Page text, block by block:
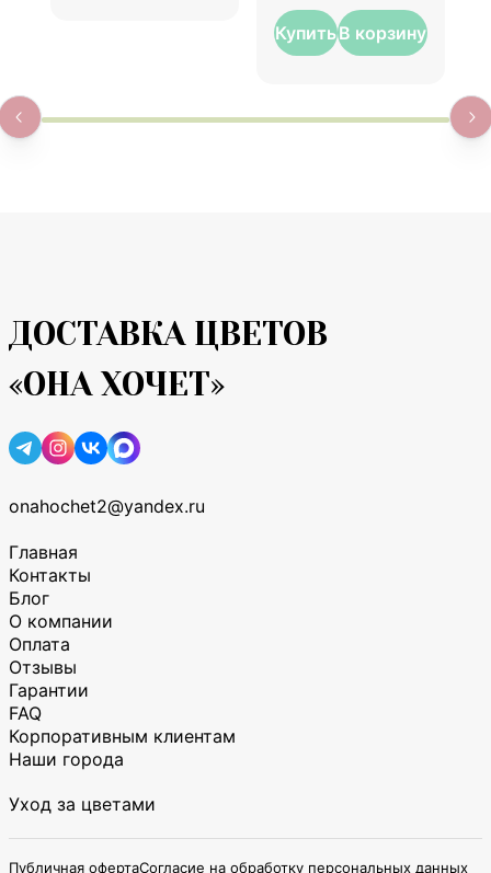
КупитьВ корзину
ДОСТАВКА ЦВЕТОВ
«ОНА ХОЧЕТ»
onahochet2@yandex.ru
Главная
Контакты
Блог
О компании
Оплата
Отзывы
Гарантии
FAQ
Корпоративным клиентам
Наши города
Уход за цветами
Публичная офертаСогласие на обработку персональных данных